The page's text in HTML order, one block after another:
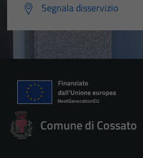
Segnala disservizio
Comune di Cossato